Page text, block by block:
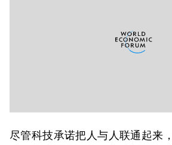
尽管科技承诺把人与人联通起来